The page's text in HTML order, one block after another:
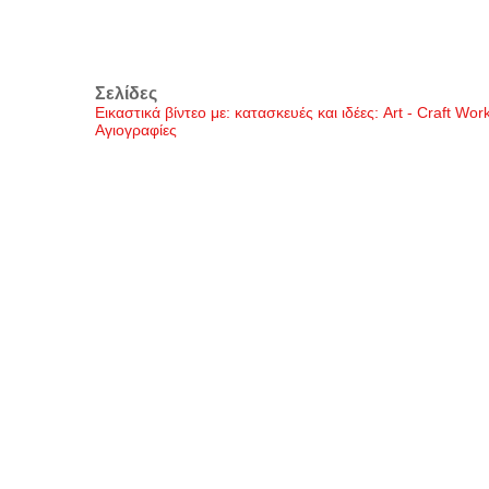
Σελίδες
Εικαστικά βίντεο με: κατασκευές και ιδέες: Art - Craft
Αγιογραφίες